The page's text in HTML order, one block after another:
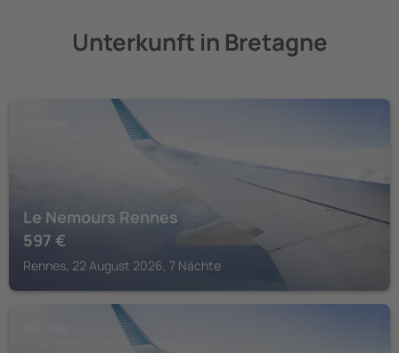
Unterkunft in Bretagne
Le Nemours Rennes
597 €
Rennes, 22 August 2026, 7 Nächte